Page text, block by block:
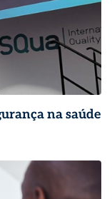
na saúde